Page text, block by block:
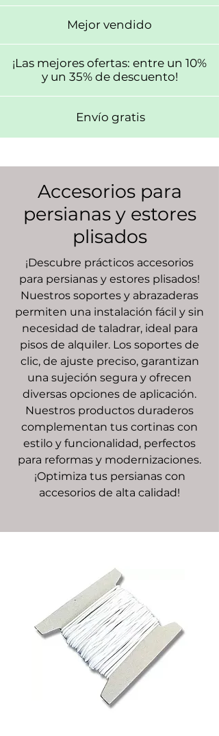
Mejor vendido
¡Las mejores ofertas: entre un 10%
y un 35% de descuento!
Envío gratis
Accesorios para
persianas y estores
plisados
¡Descubre prácticos accesorios
para persianas y estores plisados!
Nuestros soportes y abrazaderas
permiten una instalación fácil y sin
necesidad de taladrar, ideal para
pisos de alquiler. Los soportes de
clic, de ajuste preciso, garantizan
una sujeción segura y ofrecen
diversas opciones de aplicación.
Nuestros productos duraderos
complementan tus cortinas con
estilo y funcionalidad, perfectos
para reformas y modernizaciones.
¡Optimiza tus persianas con
accesorios de alta calidad!